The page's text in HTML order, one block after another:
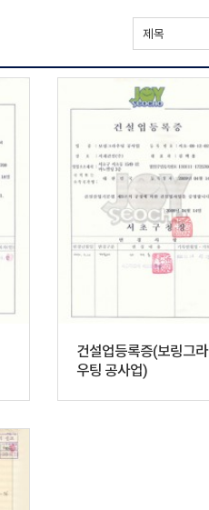
건설업등록증(보링그라
우팅 공사업)